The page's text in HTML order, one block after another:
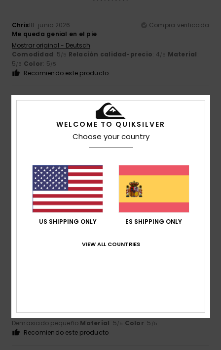
Chris18. junio 2026
Compra verificada
Me queda genial en el pie
Mostrar original - Deutsch
Comodidad: 5/5 Relación calidad-precio: 4/5 Material:
5/5 Color: 5/5
Recomiendo este producto
4/5
Mostrar original - Français
Comodidad: 5/5 Relación calidad-precio
Demasiado pequeñoMaterial Color
5
Comodidad: 5/5 Relación calidad-precio: 5/5 Talla:
Demasiado pequeño Material: 5/5 Color: 5 /5
Recomiendo este producto
WELCOME TO QUIKSILVER
Choose your country
US SHIPPING ONLY ES SHIPPING ONLY
VIEW ALL COUNTRIES